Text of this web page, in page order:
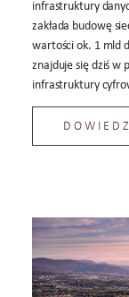
infrastruktury
zakłada budowę
wartości ok. 1 mld
znajduje się dziś w
infrastruktury